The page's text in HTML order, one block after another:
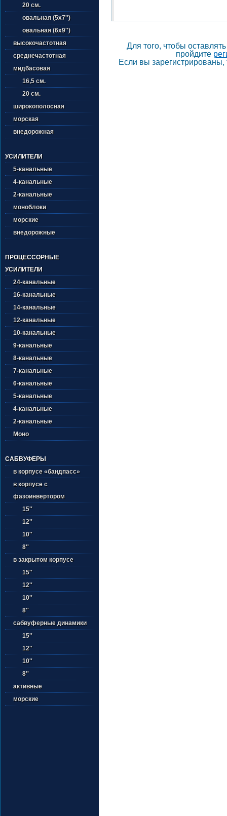
20 см.
овальная (5х7'')
овальная (6х9'')
высокочастотная
среднечастотная
мидбасовая
16,5 см.
20 см.
широкополосная
морская
внедорожная
УСИЛИТЕЛИ
5-канальные
4-канальные
2-канальные
моноблоки
морские
внедорожные
ПРОЦЕССОРНЫЕ
УСИЛИТЕЛИ
24-канальные
16-канальные
14-канальные
12-канальные
10-канальные
9-канальные
8-канальные
7-канальные
6-канальные
5-канальные
4-канальные
2-канальные
Моно
САБВУФЕРЫ
в корпусе «бандпасс»
в корпусе с
фазоинвертором
15''
12''
10''
8''
в закрытом корпусе
15''
12''
10''
8''
сабвуферные динамики
15''
12''
10''
8''
активные
морские
Для того, чтобы
пройдите
Если вы